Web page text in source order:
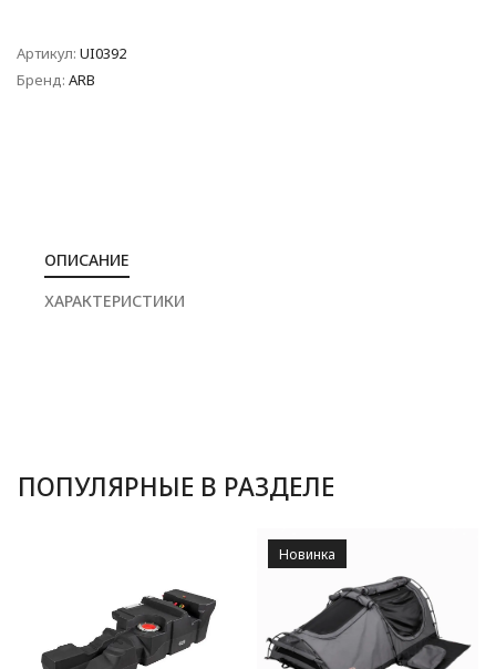
Артикул: UI0392
Бренд: ARB
ОПИСАНИЕ
ХАРАКТЕРИСТИКИ
ПОПУЛЯРНЫЕ В РАЗДЕЛЕ
Новинка